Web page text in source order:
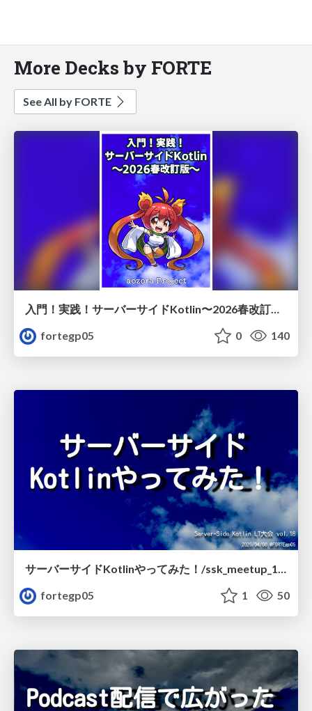
More Decks by FORTE
See All by FORTE
入門！実践！サーバーサイドKotlin〜2026春改訂版〜サンプル/sski2_sample
fortegp05
0 140
fortegp05
1 50